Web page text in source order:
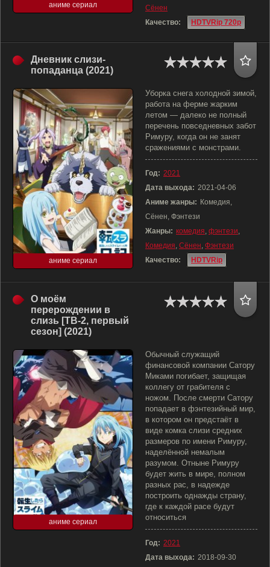
аниме сериал
Сёнен
Качество:
HDTVRip 720p
Дневник слизи-
попаданца (2021)
аниме сериал
Уборка снега холодной зимой,
работа на ферме жарким
летом — далеко не полный
перечень повседневных забот
Римуру, когда он не занят
сражениями с монстрами.
Год: 2021
Дата выхода: 2021-04-06
Аниме жанры: Комедия,
Сёнен, Фэнтези
Жанры: комедия, фэнтези,
Комедия, Сёнен, Фэнтези
Качество:
HDTVRip
О моём
перерождении в
слизь [ТВ-2, первый
сезон] (2021)
аниме сериал
Обычный служащий
финансовой компании Сатору
Миками погибает, защищая
коллегу от грабителя с
ножом. После смерти Сатору
попадает в фэнтезийный мир,
в котором он предстаёт в
виде комка слизи средних
размеров по имени Римуру,
наделённой немалым
разумом. Отныне Римуру
будет жить в мире, полном
разных рас, в надежде
построить однажды страну,
где к каждой расе будут
относиться
Год: 2021
Дата выхода: 2018-09-30